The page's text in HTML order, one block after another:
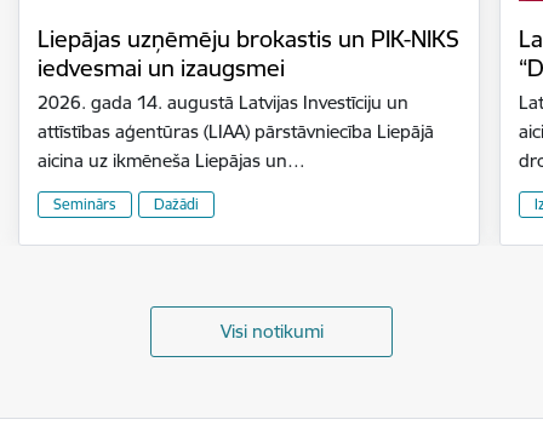
Liepājas uzņēmēju brokastis un PIK-NIKS
iedvesmai un izaugsmei
2026. gada 14. augustā Latvijas Investīciju un
attīstības aģentūras (LIAA) pārstāvniecība Liepājā
aicina uz ikmēneša Liepājas un…
Seminārs Dažādi
Visi notikumi